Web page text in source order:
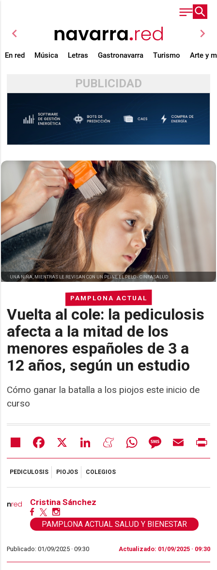
chevron_left chevron_right
En red Música Letras Gastronavarra Turismo Arte y
PUBLICIDAD
PAMPLONA ACTUAL
Vuelta al cole: la pediculosis
afecta a la mitad de los
menores españoles de 3 a
12 años, según un estudio
Cómo ganar la batalla a los piojos este inicio de
curso
UNA NIÑA, MIENTRAS LE REVISAN CON UN PEINE EL PELO -CINFASALUD
Share Facebook LinkedIn MeneameWhatsAppMessageEmail
PEDICULOSIS PIOJOS COLEGIOS
Cristina Sánchez
PAMPLONA ACTUAL SALUD Y BIENESTAR
Publicado: 01/09/2025 ·09:30 Actualizado: 01/09/2025 · 09:30